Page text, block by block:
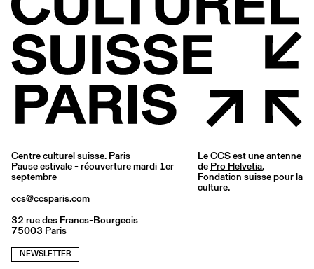
Centre culturel suisse. Paris
Pause estivale - réouverture mardi 1er
septembre
ccs@ccsparis.com
32 rue des Francs-Bourgeois
75003 Paris
NEWSLETTER
Le CCS est une antenne
de Pro Helvetia,
Fondation suisse pour la
culture.